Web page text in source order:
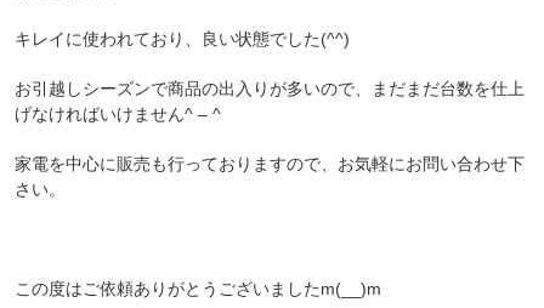
キレイに使われており、良い状態でした(^^)
お引越しシーズンで商品の出入りが多いので、まだまだ台数を仕上
げなければいけません^ – ^
家電を中心に販売も行っておりますので、お気軽にお問い合わせ下
さい。
この度はご依頼ありがとうございましたm(__)m